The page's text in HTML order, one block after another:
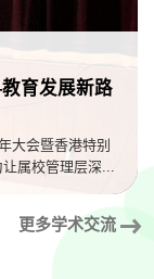
育发展新路
大会暨香港特别
属校管理层深...
更多学术交流